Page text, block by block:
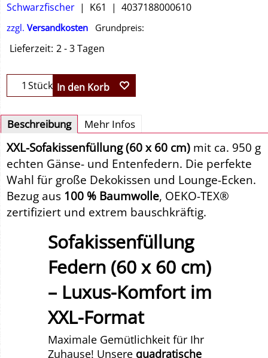
Schwarzfischer K61 4037188000610
zzgl. Versandkosten Grundpreis:
Lieferzeit: 2 - 3 Tagen
Stück In den Korb
Beschreibung Mehr Infos
XXL-Sofakissenfüllung (60 x 60 cm) mit ca. 950 g
echten Gänse- und Entenfedern. Die perfekte
Wahl für große Dekokissen und Lounge-Ecken.
Bezug aus 100 % Baumwolle, OEKO-TEX®
zertifiziert und extrem bauschkräftig.
Sofakissenfüllung
Federn (60 x 60 cm)
– Luxus-Komfort im
XXL-Format
Maximale Gemütlichkeit für Ihr
Zuhause! Unsere quadratische